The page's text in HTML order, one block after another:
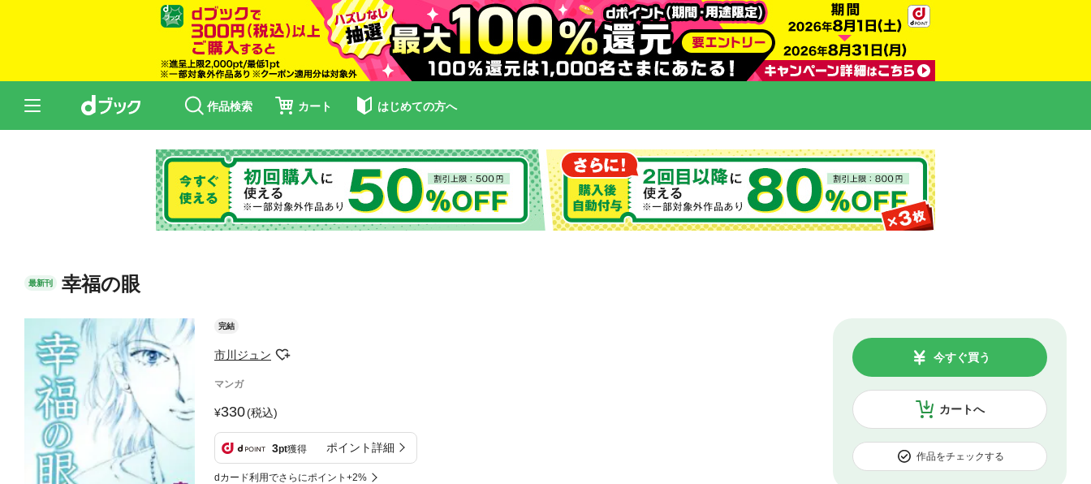
作品検索 カート はじめての方へ
最新刊 幸福の眼
完結
市川ジュン
マンガ
330(税込)
3pt獲得 ポイント詳細
dカード利用でさらにポイント+2%
カートへ
今すぐ買う
作品をチェックする